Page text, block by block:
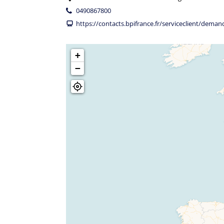
0490867800
https://contacts.bpifrance.fr/serviceclient/
+
−